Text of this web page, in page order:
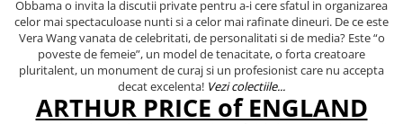
Obbama o invita la discutii private pentru a-i cere sfatul in organizarea
celor mai spectaculoase nunti si a celor mai rafinate dineuri. De ce este
Vera Wang vanata de celebritati, de personalitati si de media? Este “o
poveste de femeie”, un model de tenacitate, o forta creatoare
pluritalent, un monument de curaj si un profesionist care nu accepta
decat excelenta! Vezi colectiile...
ARTHUR PRICE of ENGLAND